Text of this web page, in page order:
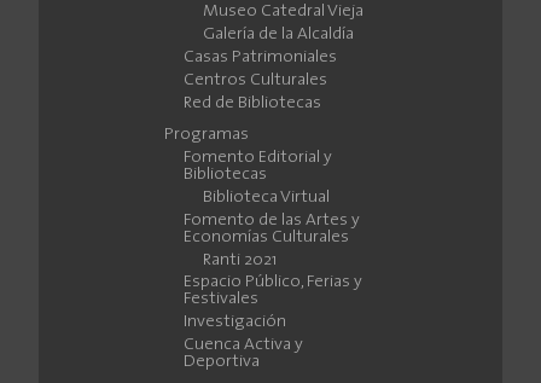
Museo Catedral Vieja
Galería de la Alcaldía
Casas Patrimoniales
Centros Culturales
Red de Bibliotecas
Programas
Fomento Editorial y
Bibliotecas
Biblioteca Virtual
Fomento de las Artes y
Economías Culturales
Ranti 2021
Espacio Público, Ferias y
Festivales
Investigación
Cuenca Activa y
Deportiva